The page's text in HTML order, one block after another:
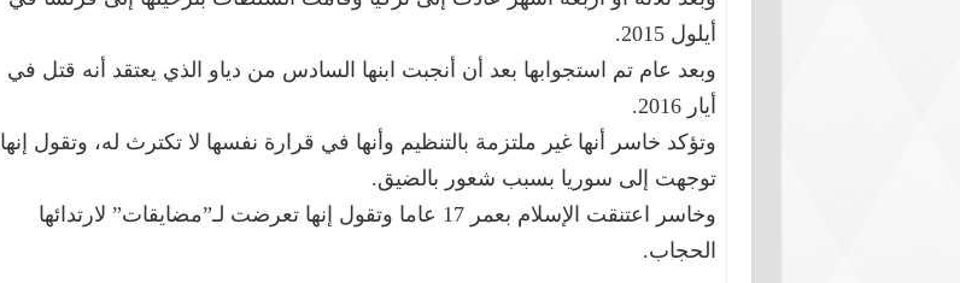
أيلول 2015.
وبعد عام تم استجوابها بعد أن أنجبت ابنها السادس من دياو الذي يعتقد أنه قتل في
أيار 2016.
وتؤكد خاسر أنها غير ملتزمة بالتنظيم وأنها في قرارة نفسها لا تكترث له، وتقول إنها
توجهت إلى سوريا بسبب شعور بالضيق.
وخاسر اعتنقت
الإسلام بعمر 17 عاما وتقول إنها تعرضت لـ”مضايقات” لارتدائها
الحجاب.